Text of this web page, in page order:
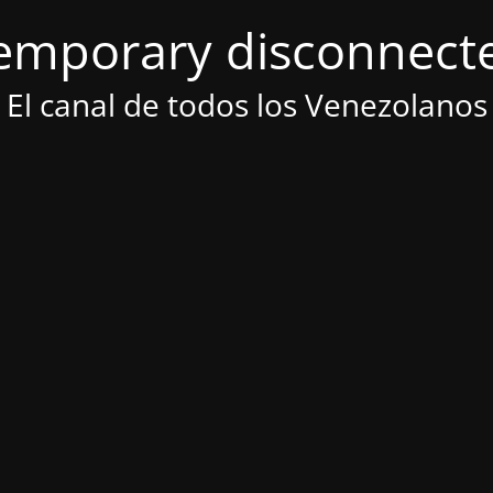
El canal de todos los Venezolanos